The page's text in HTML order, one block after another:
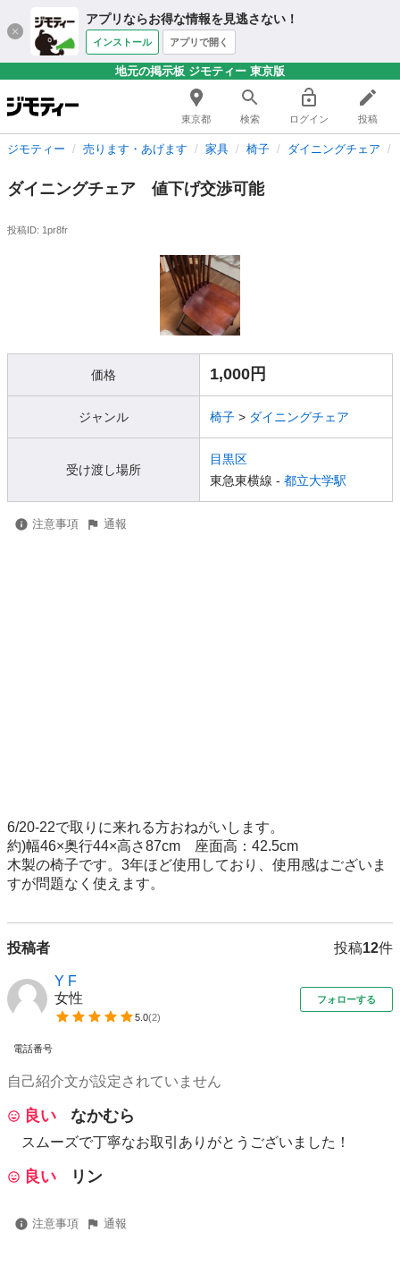
アプリならお得な情報を見逃さない！
インストール アプリで開く
地元の掲示板 ジモティー 東京版
東京都 検索 ログイン 投稿
ジモティー 売ります・あげます 家具 椅子 ダイニングチェア
ダイニングチェア 値下げ交渉可能
投稿ID: 1pr8fr
価格 1,000円
ジャンル 椅子 > ダイニングチェア
受け渡し場所
目黒区
東急東横線 - 都立大学駅
注意事項 通報
6/20-22で取りに来れる方おねがいします。
約)幅46×奥行44×高さ87cm　座面高：42.5cm
木製の椅子です。3年ほど使用しており、使用感はございま
すが問題なく使えます。
投稿者 投稿12件
Y F
女性
5.0(2)
フォローする
電話番号
自己紹介文が設定されていません
良い なかむら
スムーズで丁寧なお取引ありがとうございました！
良い リン
注意事項 通報